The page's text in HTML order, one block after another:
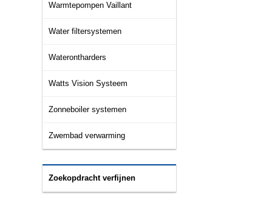
Warmtepompen Vaillant
Water filtersystemen
Waterontharders
Watts Vision Systeem
Zonneboiler systemen
Zwembad verwarming
Zoekopdracht verfijnen